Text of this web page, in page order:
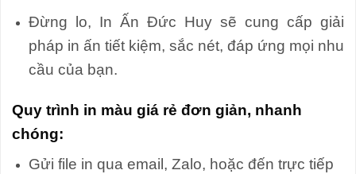
Đừng lo, In Ấn Đức Huy sẽ cung cấp giải
pháp in ấn tiết kiệm, sắc nét, đáp ứng mọi nhu
cầu của bạn.
Quy trình in màu giá rẻ đơn giản, nhanh
chóng:
Gửi file in qua email, Zalo, hoặc đến trực tiếp